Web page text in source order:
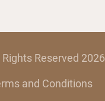
Reserved 2026
and Conditions